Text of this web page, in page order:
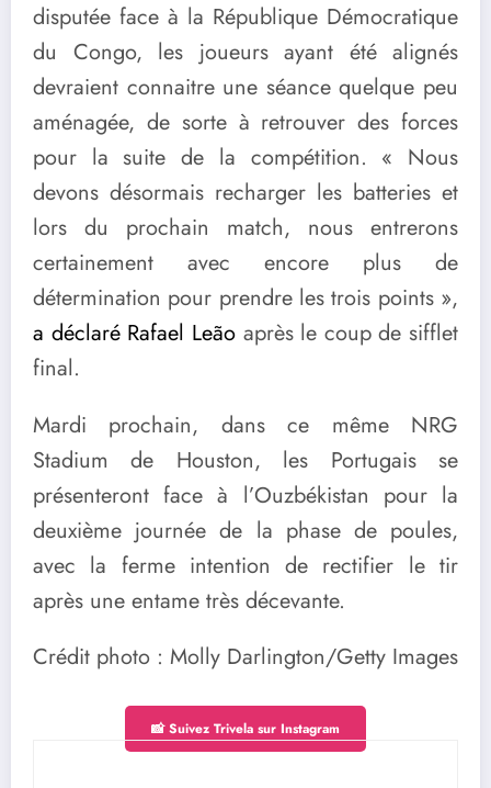
disputée face à la République Démocratique
du Congo, les joueurs ayant été alignés
devraient connaitre une séance quelque peu
aménagée, de sorte à retrouver des forces
pour la suite de la compétition. « Nous
devons désormais recharger les batteries et
lors du prochain match, nous entrerons
certainement avec encore plus de
détermination pour prendre les trois points »,
a déclaré Rafael Leãoaprès le coup de sifflet
final.
Mardi prochain, dans ce même NRG
Stadium de Houston, les Portugais se
présenteront face à l’Ouzbékistan pour la
deuxième journée de la phase de poules,
avec la ferme intention de rectifier le tir
après une entame très décevante.
Crédit photo : Molly Darlington/Getty Images
📸 Suivez Trivela sur Instagram